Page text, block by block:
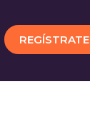
REGÍSTRATE